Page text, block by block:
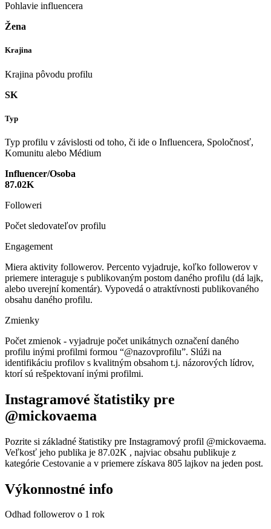
Pohlavie influencera
Žena
Krajina
Krajina pôvodu profilu
SK
Typ
Typ profilu v závislosti od toho, či ide o Influencera, Spoločnosť,
Komunitu alebo Médium
Influencer/Osoba
87.02K
Followeri
Počet sledovateľov profilu
Engagement
Miera aktivity followerov. Percento vyjadruje, koľko followerov v
priemere interaguje s publikovaným postom daného profilu (dá lajk,
alebo uverejní komentár). Vypovedá o atraktívnosti publikovaného
obsahu daného profilu.
Zmienky
Počet zmienok - vyjadruje počet unikátnych označení daného
profilu inými profilmi formou “@nazovprofilu”. Slúži na
identifikáciu profilov s kvalitným obsahom t.j. názorových lídrov,
ktorí sú rešpektovaní inými profilmi.
Instagramové štatistiky pre
@mickovaema
Pozrite si základné štatistiky pre Instagramový profil @mickovaema.
Veľkosť jeho publika je 87.02K , najviac obsahu publikuje z
kategórie Cestovanie a v priemere získava 805 lajkov na jeden post.
Výkonnostné info
Odhad followerov o 1 rok